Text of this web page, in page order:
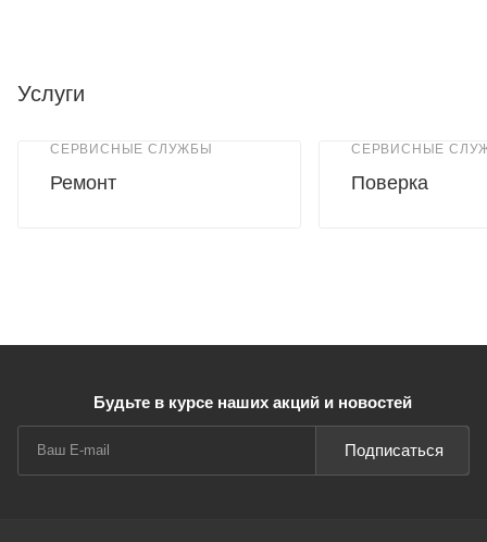
Услуги
СЕРВИСНЫЕ СЛУЖБЫ
Ремонт
СЕРВИСНЫЕ
Поверка
Будьте в курсе наших акций и новостей
Подписаться